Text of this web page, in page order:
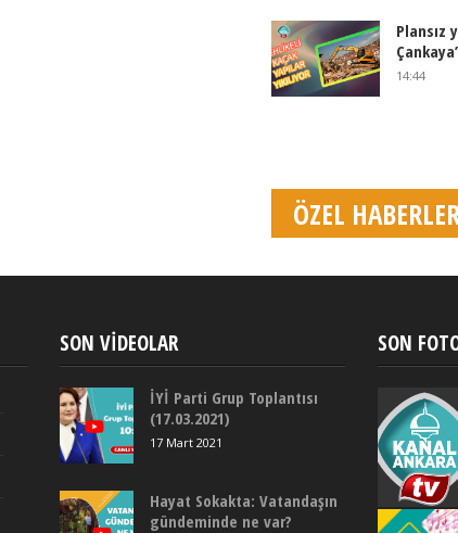
Plansız
14:44
ÖZEL
SON VIDEOLAR
İYİ Parti Grup Toplantısı
(17.03.2021)
17 Mart 2021
Hayat Sokakta: Vatandaşın
gündeminde ne var?
SON